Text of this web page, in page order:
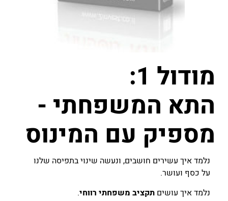
מודול 1:
התא המשפחתי -
מספיק עם המינוס
נלמד איך עשירים חושבים, ונעשה שינוי בתפיסה שלנו
על כסף ועושר.
נלמד איך עושים תקציב משפחתי רווחי.